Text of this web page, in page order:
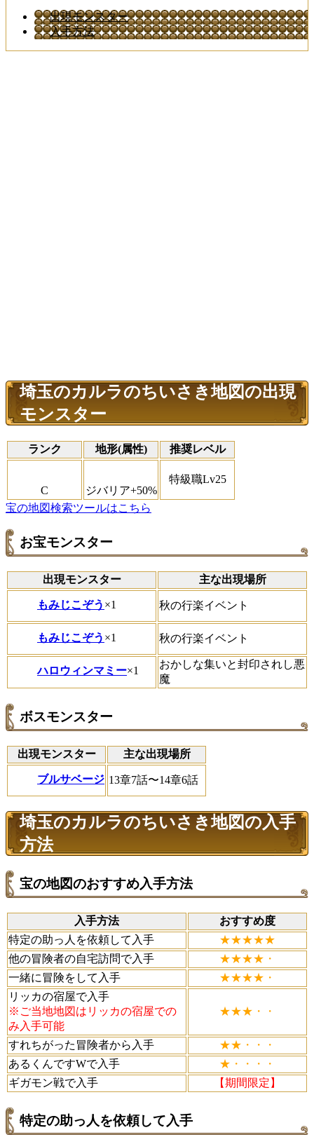
出現モンスター
入手方法
埼玉のカルラのちいさき地図の出現
モンスター
ランク 地形(属性) 推奨レベル
C ジバリア+50%
特級職Lv25
宝の地図検索ツールはこちら
お宝モンスター
出現モンスター 主な出現場所
もみじこぞう ×1 秋の行楽イベント
もみじこぞう ×1 秋の行楽イベント
ハロウィンマミー×1
おかしな集いと封印されし悪
魔
ボスモンスター
出現モンスター 主な出現場所
ブルサベージ 13章7話〜14章6話
埼玉のカルラのちいさき地図の入手
方法
宝の地図のおすすめ入手方法
入手方法
おすすめ度
特定の助っ人を依頼して入手
★★★★★
他の冒険者の自宅訪問で入手
★★★★・
一緒に冒険をして入手
★★★★・
リッカの宿屋で入手
※ご当地地図はリッカの宿屋での
み入手可能
★★★・・
すれちがった冒険者から入手
★★・・・
あるくんですWで入手
★・・・・
ギガモン戦で入手
【期間限定】
特定の助っ人を依頼して入手